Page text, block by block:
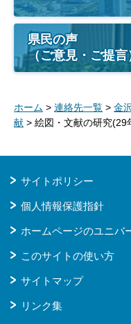
県民の声
（ご意見・ご提言
ホーム > 連絡先一覧 > 金
献 > 絵図・文献の研究(29
サイトポリシー
個人情報保護指針
ホームページのユニバ
このサイトの使い方
サイトマップ
リンク集